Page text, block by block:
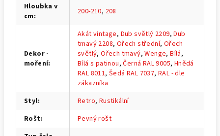
Hloubka v
cm: 200-210, 208
Dekor -
moření:
Akát vintage, Dub světlý 2209,Dub
tmavý 2208, Ořech střední, Ořech
světlý,Ořech tmavý,Wenge,Bílá,
Bílá s patinou,Černá RAL 9005, Hnědá
RAL 8011,Šedá RAL 7037,RAL - dle
zákazníka
Styl: Retro, Rustikální
Rošt:
Pevný rošt